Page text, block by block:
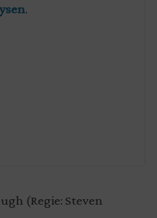
.
(Regie: Steven